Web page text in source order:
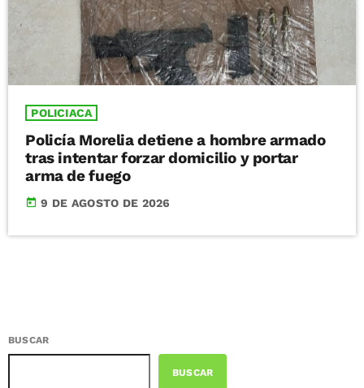
POLICIACA
Policía Morelia detiene a hombre armado
tras intentar forzar domicilio y portar
arma de fuego
today 9 DE AGOSTO DE 2026
BUSCAR
BUSCAR